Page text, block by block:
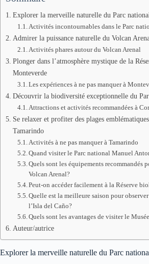
Explorer la merveille naturelle du Parc
Activités incontournables dans le Parc
Admirer la puissance naturelle du Volcan
Activités phares autour du Volcan Arenal
Plonger dans l’atmosphère mystique de la
Monteverde
Les expériences à ne pas manquer à
Découvrir la biodiversité exceptionnelle du
Attractions et activités recommandées à
Se relaxer et profiter des plages
Tamarindo
Activités à ne pas manquer à Tamarindo
Quand visiter le Parc national Manuel
Quels sont les équipements recommandés
Volcan Arenal?
Peut-on accéder facilement à la Réserve
Quelle est la meilleure saison pour
l’Isla del Caño?
Quels sont les avantages de visiter le
Auteur/autrice
Explorer la merveille naturelle du Parc